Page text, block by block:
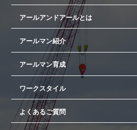
アールアンドアールとは
アールマン紹介
アールマン育成
ワークスタイル
よくあるご質問